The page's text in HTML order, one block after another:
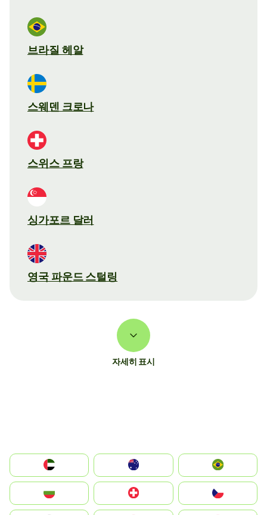
브라질 헤알
스웨덴 크로나
스위스 프랑
싱가포르 달러
영국 파운드 스털링
자세히 표시
الإمارات العربية المتحدة
Switzerland